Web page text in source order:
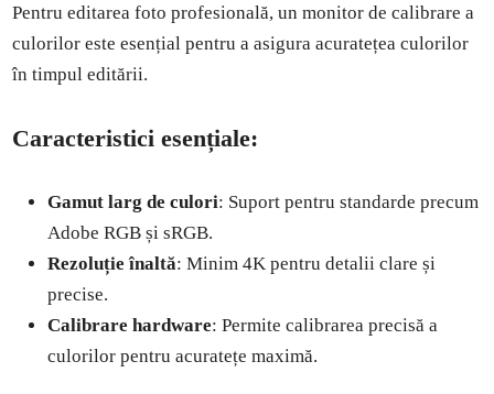
Pentru editarea foto profesională, un monitor de calibrare a
culorilor este esențial pentru a asigura acuratețea culorilor
în timpul editării.
Caracteristici esențiale:
Gamut larg de culori: Suport pentru standarde precum
Adobe RGB și sRGB.
Rezoluție înaltă: Minim 4K pentru detalii clare și
precise.
Calibrare hardware: Permite calibrarea precisă a
culorilor pentru acuratețe maximă.